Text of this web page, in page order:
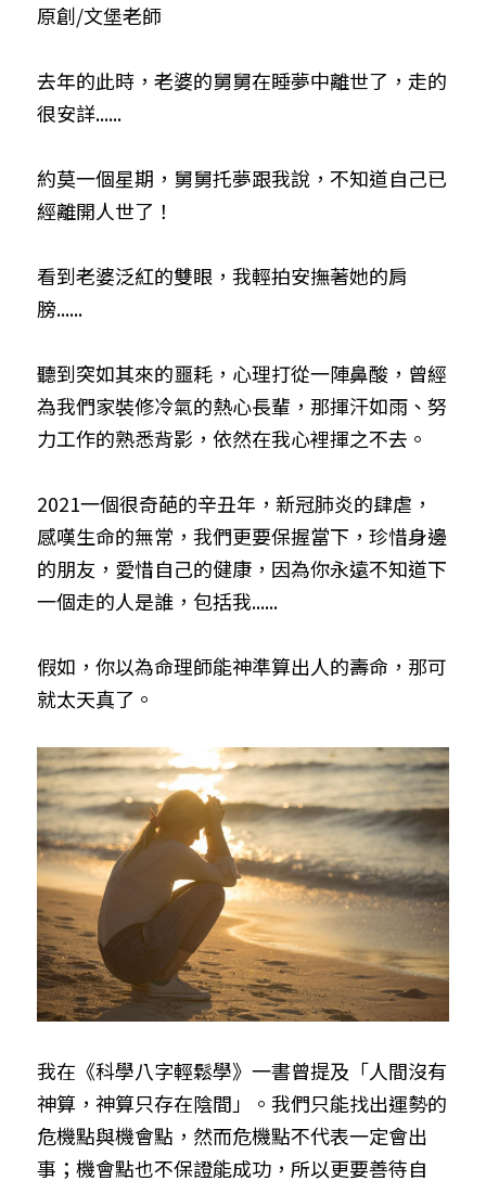
五行計算高階班
團隊訓練營
support@p8zicourse.com
原創/文堡老師
去年的此時，老婆的舅舅在睡夢中離世了，走的
很安詳......
約莫一個星期，舅舅托夢跟我說，不知道自己已
經離開人世了！
看到老婆泛紅的雙眼，我輕拍安撫著她的肩
膀......
聽到突如其來的噩耗，心理打從一陣鼻酸，曾經
為我們家裝修冷氣的熱心長輩，那揮汗如雨、努
力工作的熟悉背影，依然在我心裡揮之不去。
2021一個很奇葩的辛丑年，新冠肺炎的肆虐，
感嘆生命的無常，我們更要保握當下，珍惜身邊
的朋友，愛惜自己的健康，因為你永遠不知道下
一個走的人是誰，包括我......
假如，你以為命理師能神準算出人的壽命，那可
就太天真了。
我在《科學八字輕鬆學》一書曾提及「人間沒有
神算，神算只存在陰間」。我們只能找出運勢的
危機點與機會點，然而危機點不代表一定會出
事；機會點也不保證能成功，所以更要善待自